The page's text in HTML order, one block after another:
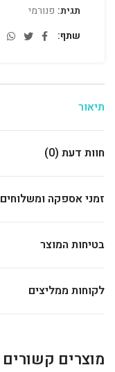
תגית: פנורמי
שתף
תיאור
חוות דעת (0)
זמני אספקה ומשלוחים
בטיחות המוצר
לקוחות ממליצים
מוצרים קשורים